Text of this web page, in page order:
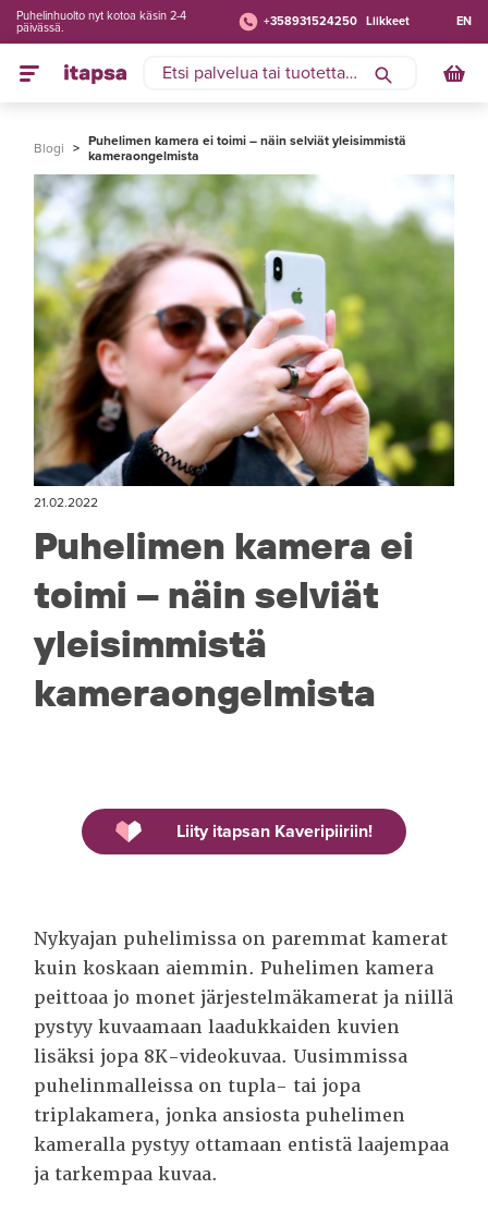
+358931524250 Liikkeet
Puhelinhuolto nyt kotoa käsin 2-4
päivässä.
EN
Blogi > Puhelimen kamera ei toimi – näin selviät yleisimmistä
kameraongelmista
21.02.2022
Puhelimen kamera ei
toimi – näin selviät
yleisimmistä
kameraongelmista
Liity itapsan Kaveripiiriin!
Nykyajan puhelimissa on paremmat kamerat
kuin koskaan aiemmin. Puhelimen kamera
peittoaa jo monet järjestelmäkamerat ja niillä
pystyy kuvaamaan laadukkaiden kuvien
lisäksi jopa 8K-videokuvaa. Uusimmissa
puhelinmalleissa on tupla- tai jopa
triplakamera, jonka ansiosta puhelimen
kameralla pystyy ottamaan entistä laajempaa
ja tarkempaa kuvaa.